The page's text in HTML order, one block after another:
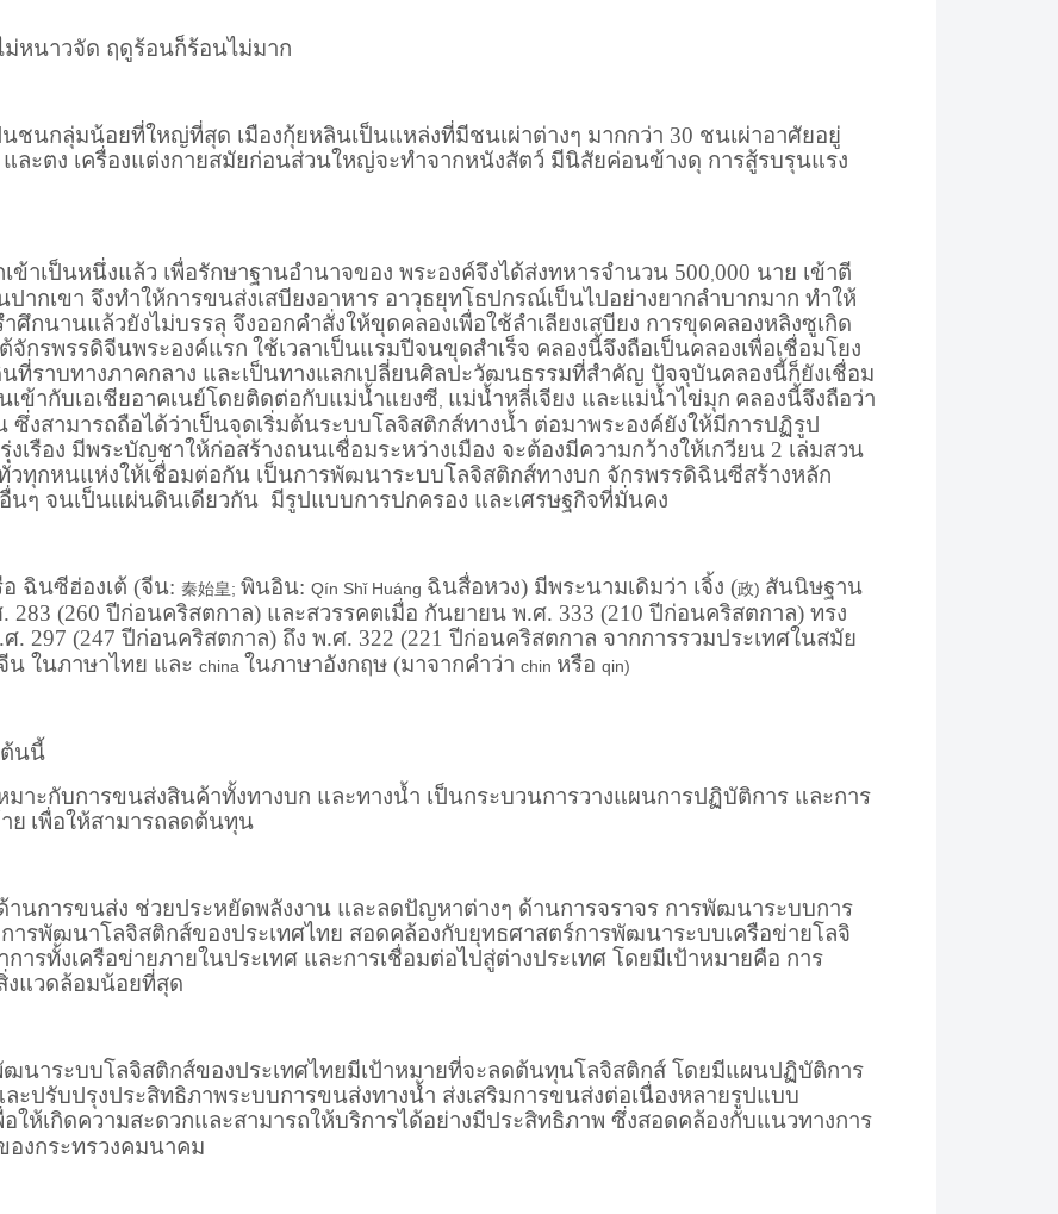
หนาวจัด ฤดูร้อนก็ร้อนไม่มาก
ชนกลุ่มน้อยที่ใหญ่ที่สุด เมืองกุ้ยหลินเป็นแหล่งที่มีชนเผ่าต่างๆ มากกว่า 30 ชนเผ่าอาศัยอยู่
ละตง เครื่องแต่งกายสมัยก่อนส่วนใหญ่จะทำจากหนังสัตว์ มีนิสัยค่อนข้างดุ การสู้รบรุนแรง
าเป็นหนึ่งแล้ว เพื่อรักษาฐานอำนาจของ พระองค์จึงได้ส่งทหารจำนวน 500 000 นาย เข้าตี
ากเขา จึงทำให้การขนส่งเสบียงอาหาร อาวุธยุทโธปกรณ์เป็นไปอย่างยากลำบากมาก ทำให้
ศึกนานแล้วยังไม่บรรลุ จึงออกคำสั่งให้ขุดคลองเพื่อใช้ลำเลียงเสบียง การขุดคลองหลิงซูเกิด
กรพรรดิจีนพระองค์แรก ใช้เวลาเป็นแรมปีจนขุดสำเร็จ คลองนี้จึงถือเป็นคลองเพื่อเชื่อมโยง
ที่ราบทางภาคกลาง และเป็นทางแลกเปลี่ยนศิลปะวัฒนธรรมที่สำคัญ ปัจจุบันคลองนี้ก็ยังเชื่อม
เข้ากับเอเชียอาคเนย์โดยติดต่อกับแม่น้ำแยงซี แม่น้ำหลี่เจียง และแม่น้ำไข่มุก คลองนี้จึงถือว่า
งสามารถถือได้ว่าเป็นจุดเริ่มต้นระบบโลจิสติกส์ทางน้ำ ต่อมาพระองค์ยังให้มีการปฏิรูป
เรือง มีพระบัญชาให้ก่อสร้างถนนเชื่อมระหว่างเมือง จะต้องมีความกว้างให้เกวียน 2 เล่มสวน
วทุกหนแห่งให้เชื่อมต่อกัน เป็นการพัฒนาระบบโลจิสติกส์ทางบก จักรพรรดิฉินซีสร้างหลัก
นๆ จนเป็นแผ่นดินเดียวกัน มีรูปแบบการปกครอง และเศรษฐกิจที่มั่นคง
ฉินซีฮ่องเต้ (จีน: 秦始皇; พินอิน: Qín ShǐHuáng ฉินสื่อหวง) มีพระนามเดิมว่า เจิ้ง (政) สันนิษฐาน
(260 ปีก่อนคริสตกาล) และสวรรคตเมื่อ กันยายน พ.ศ. 333 (210 ปีก่อนคริสตกาล) ทรง
. 297 (247 ปีก่อนคริสตกาล) ถึง พ.ศ. 322 (221 ปีก่อนคริสตกาล จากการรวมประเทศในสมัย
น ในภาษาไทย และ china ในภาษาอังกฤษ (มาจากคำว่า chin หรือ qin)
ต้นนี้
มาะกับการขนส่งสินค้าทั้งทางบก และทางน้ำ เป็นกระบวนการวางแผนการปฏิบัติการ และการ
ย เพื่อให้สามารถลดต้นทุน
นการขนส่ง ช่วยประหยัดพลังงาน และลดปัญหาต่างๆ ด้านการจราจร การพัฒนาระบบการ
ารพัฒนาโลจิสติกส์ของประเทศไทย สอดคล้องกับยุทธศาสตร์การพัฒนาระบบเครือข่ายโลจิ
ารทั้งเครือข่ายภายในประเทศ และการเชื่อมต่อไปสู่ต่างประเทศ โดยมีเป้าหมายคือ การ
งแวดล้อมน้อยที่สุด
ฒนาระบบโลจิสติกส์ของประเทศไทยมีเป้าหมายที่จะลดต้นทุนโลจิสติกส์ โดยมีแผนปฏิบัติการ
ปรับปรุงประสิทธิภาพระบบการขนส่งทางน้ำ ส่งเสริมการขนส่งต่อเนื่องหลายรูปแบบ
อให้เกิดความสะดวกและสามารถให้บริการได้อย่างมีประสิทธิภาพ ซึ่งสอดคล้องกับแนวทางการ
องกระทรวงคมนาคม